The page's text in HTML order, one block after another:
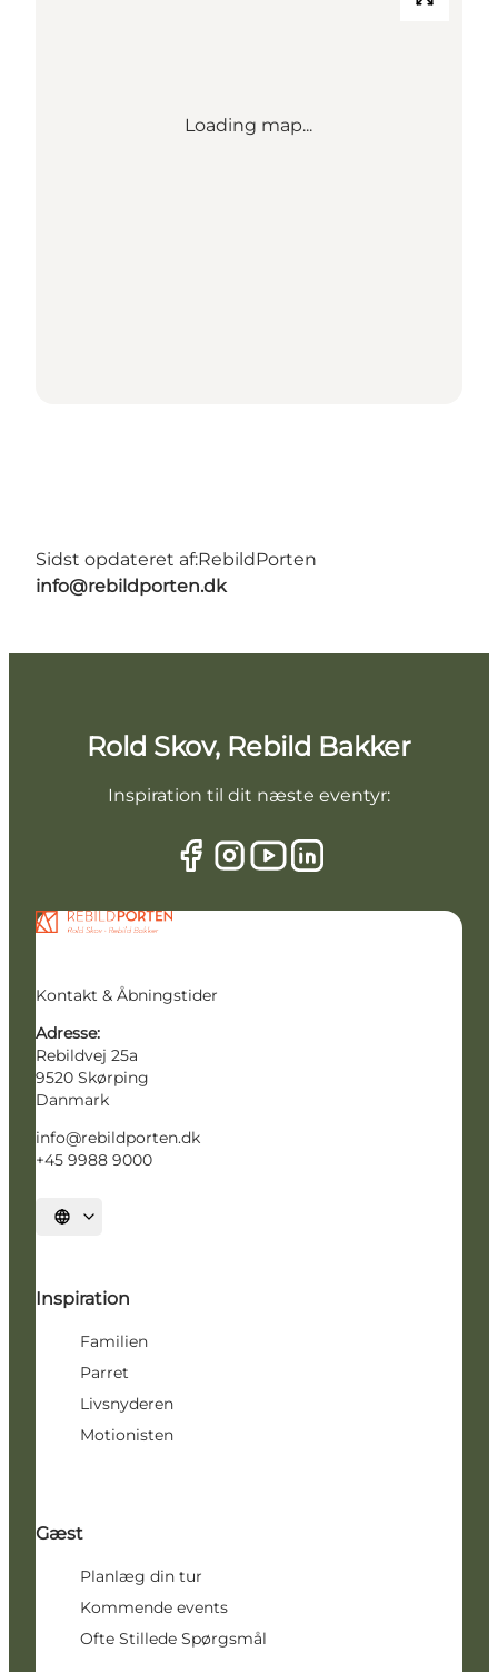
Loading map...
Sidst opdateret af:RebildPorten
info@rebildporten.dk
Rold Skov, Rebild Bakker
Inspiration til dit næste eventyr:
Kontakt & Åbningstider
Adresse:
Rebildvej 25a
9520 Skørping
Danmark
info@rebildporten.dk
+45 9988 9000
Vælg sprog
Inspiration
Familien
Parret
Livsnyderen
Motionisten
Gæst
Planlæg din tur
Kommende events
Ofte Stillede Spørgsmål